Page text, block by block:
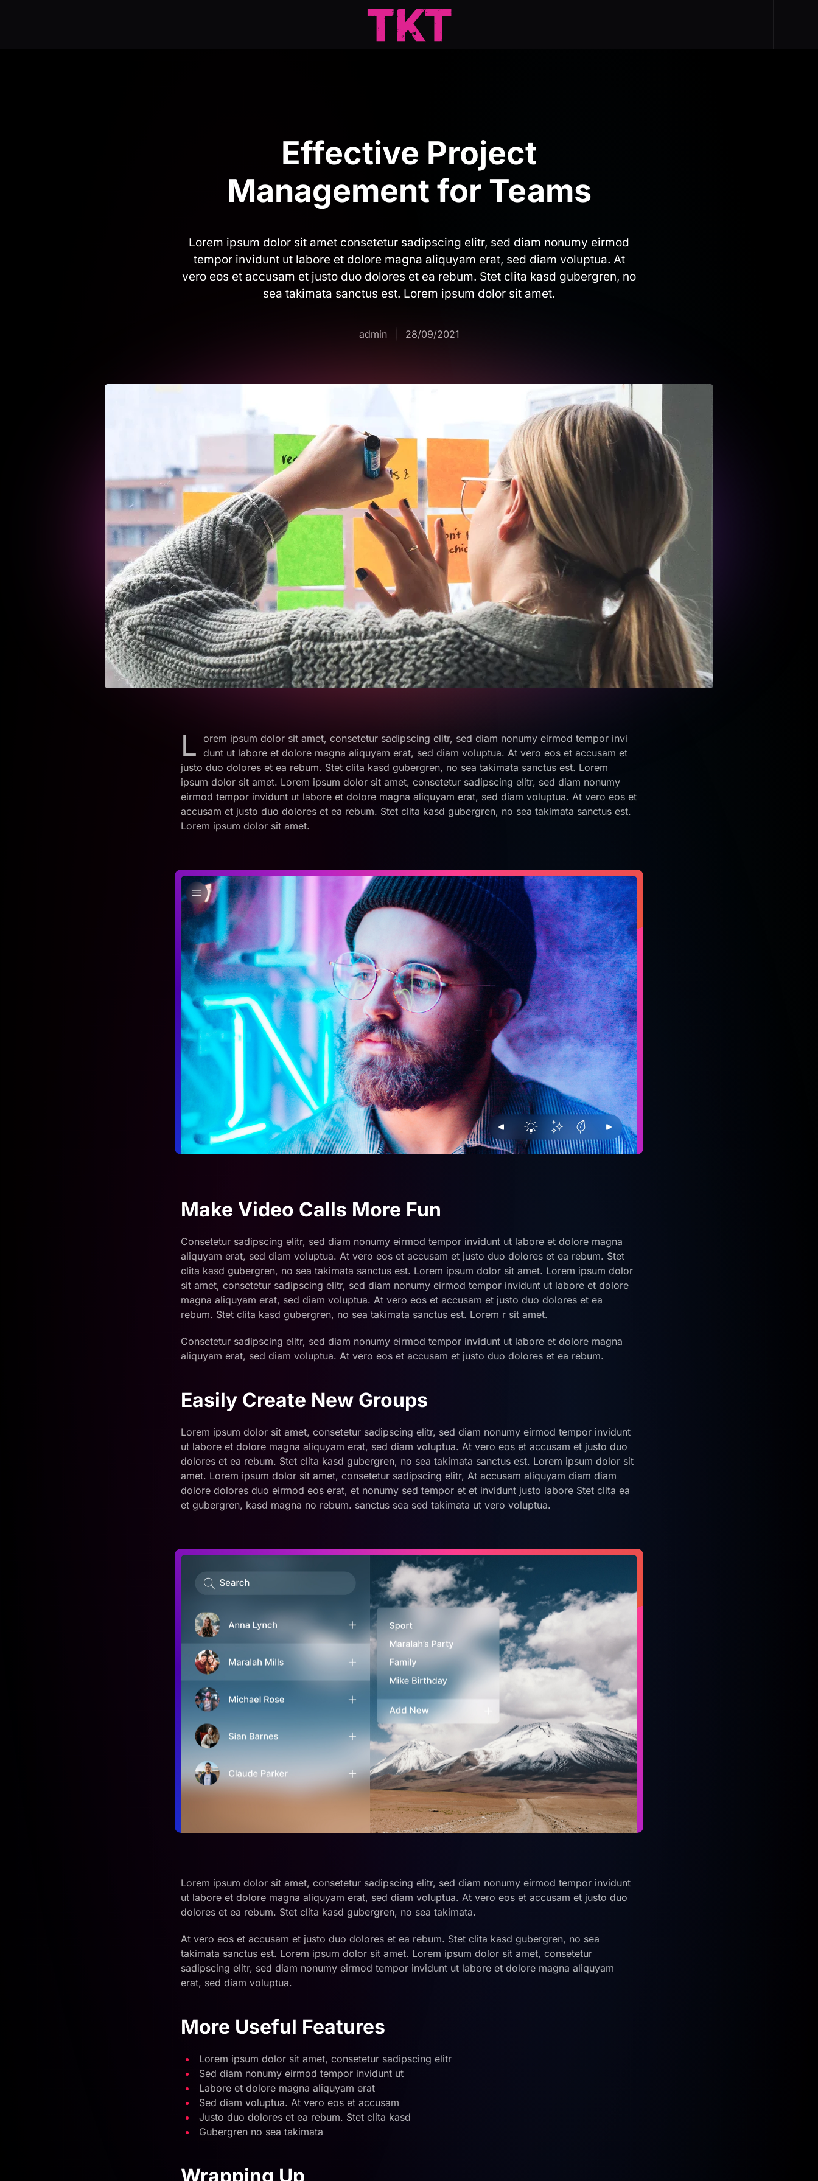
Effective Project
Management for Teams
Lorem ipsum dolor sit amet consetetur sadipscing elitr, sed diam nonumy eirmod
tempor invidunt ut labore et dolore magna aliquyam erat, sed diam voluptua. At
vero eos et accusam et justo duo dolores et ea rebum. Stet clita kasd gubergren, no
sea takimata sanctus est. Lorem ipsum dolor sit amet.
admin 28/09/2021
L orem ipsum dolor sit amet, consetetur sadipscing elitr, sed diam nonumy eirmod tempor invi
dunt ut labore et dolore magna aliquyam erat, sed diam voluptua. At vero eos et accusam et
justo duo dolores et ea rebum. Stet clita kasd gubergren, no sea takimata sanctus est. Lorem
ipsum dolor sit amet. Lorem ipsum dolor sit amet, consetetur sadipscing elitr, sed diam nonumy
eirmod tempor invidunt ut labore et dolore magna aliquyam erat, sed diam voluptua. At vero eos et
accusam et justo duo dolores et ea rebum. Stet clita kasd gubergren, no sea takimata sanctus est.
Lorem ipsum dolor sit amet.
Make Video Calls More Fun
Consetetur sadipscing elitr, sed diam nonumy eirmod tempor invidunt ut labore et dolore magna
aliquyam erat, sed diam voluptua. At vero eos et accusam et justo duo dolores et ea rebum. Stet
clita kasd gubergren, no sea takimata sanctus est. Lorem ipsum dolor sit amet. Lorem ipsum dolor
sit amet, consetetur sadipscing elitr, sed diam nonumy eirmod tempor invidunt ut labore et dolore
magna aliquyam erat, sed diam voluptua. At vero eos et accusam et justo duo dolores et ea
rebum. Stet clita kasd gubergren, no sea takimata sanctus est. Lorem r sit amet.
Consetetur sadipscing elitr, sed diam nonumy eirmod tempor invidunt ut labore et dolore magna
aliquyam erat, sed diam voluptua. At vero eos et accusam et justo duo dolores et ea rebum.
Easily Create New Groups
Lorem ipsum dolor sit amet, consetetur sadipscing elitr, sed diam nonumy eirmod tempor invidunt
ut labore et dolore magna aliquyam erat, sed diam voluptua. At vero eos et accusam et justo duo
dolores et ea rebum. Stet clita kasd gubergren, no sea takimata sanctus est. Lorem ipsum dolor sit
amet. Lorem ipsum dolor sit amet, consetetur sadipscing elitr, At accusam aliquyam diam diam
dolore dolores duo eirmod eos erat, et nonumy sed tempor et et invidunt justo labore Stet clita ea
et gubergren, kasd magna no rebum. sanctus sea sed takimata ut vero voluptua.
Lorem ipsum dolor sit amet, consetetur sadipscing elitr, sed diam nonumy eirmod tempor invidunt
ut labore et dolore magna aliquyam erat, sed diam voluptua. At vero eos et accusam et justo duo
dolores et ea rebum. Stet clita kasd gubergren, no sea takimata.
At vero eos et accusam et justo duo dolores et ea rebum. Stet clita kasd gubergren, no sea
takimata sanctus est. Lorem ipsum dolor sit amet. Lorem ipsum dolor sit amet, consetetur
sadipscing elitr, sed diam nonumy eirmod tempor invidunt ut labore et dolore magna aliquyam
erat, sed diam voluptua.
More Useful Features
Lorem ipsum dolor sit amet, consetetur sadipscing elitr
Sed diam nonumy eirmod tempor invidunt ut
Labore et dolore magna aliquyam erat
Sed diam voluptua. At vero eos et accusam
Justo duo dolores et ea rebum. Stet clita kasd
Gubergren no sea takimata
Wrapping Up